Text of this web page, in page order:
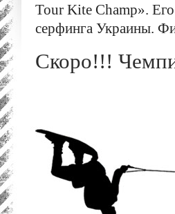
Tour Kite Champ».
серфинга Украины.
Скоро!!!